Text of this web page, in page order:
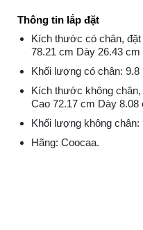
Thông tin lắp đặt
Kích thước có chân,
78.21 cm Dày 26.43 cm
Khối lượng có chân: 9.8
Kích thước không
Cao 72.17 cm Dày 8.08
Khối lượng không chân:
Hãng: Coocaa.